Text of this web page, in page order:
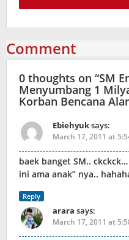
Comment
0 thoughts on “SM
Menyumbang 1
Korban Bencana
Ebiehyuksays:
March 17, 2011 at
baek banget SM..
ini ama anak” nya..
Reply
arara says:
March 17, 2011 at